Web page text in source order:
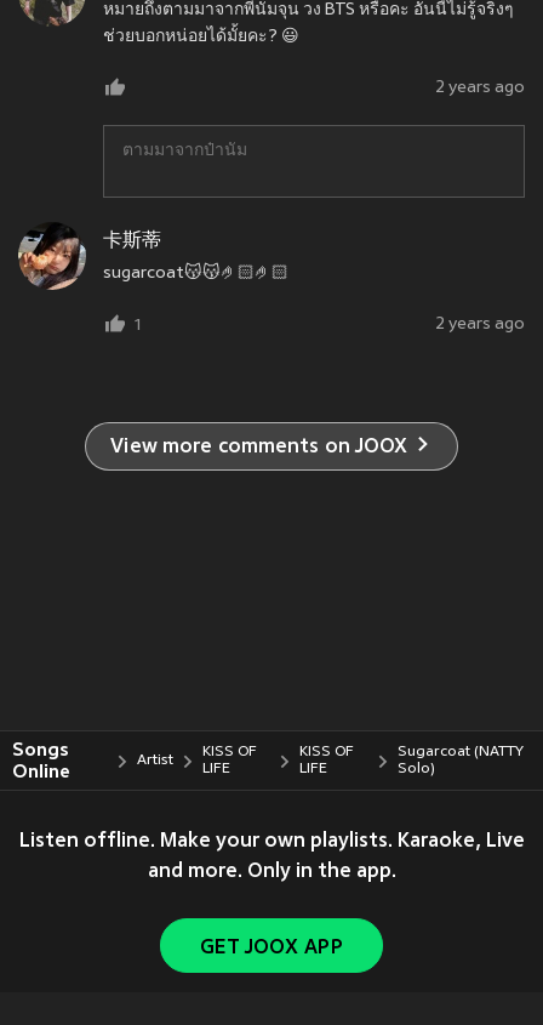
หมายถึงตามมาจากพี่นัมจุน วง BTS หรือคะ อันนี้ไม่รู้จริงๆ
ช่วยบอกหน่อยได้มั้ยคะ? 😃
2 years ago
ตามมาจากป๋านัม
卡斯蒂
sugarcoat😽😽🤌🏻🤌🏻
1 2 years ago
View more comments on JOOX
Songs
Online
Artist
KISS OF
LIFE
KISS OF
LIFE
Sugarcoat (NATTY
Solo)
Listen offline. Make your own playlists. Karaoke, Live
and more. Only in the app.
GET JOOX APP